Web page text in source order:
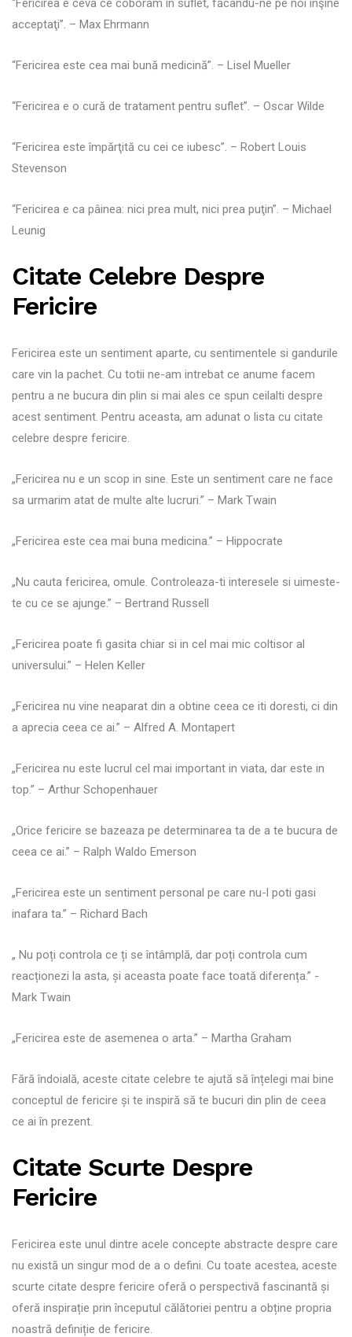
“Fericirea e ceva ce coborâm în suflet, făcându-ne pe noi înşine
acceptaţi”. – Max Ehrmann
“Fericirea este cea mai bună medicină”. – Lisel Mueller
“Fericirea e o cură de tratament pentru suflet”. – Oscar Wilde
“Fericirea este împărţită cu cei ce iubesc”. – Robert Louis
Stevenson
“Fericirea e ca pâinea: nici prea mult, nici prea puţin”. – Michael
Leunig
Citate Celebre Despre
Fericire
Fericirea este un sentiment aparte, cu sentimentele si gandurile
care vin la pachet. Cu totii ne-am intrebat ce anume facem
pentru a ne bucura din plin si mai ales ce spun ceilalti despre
acest sentiment. Pentru aceasta, am adunat o lista cu citate
celebre despre fericire.
„Fericirea nu e un scop in sine. Este un sentiment care ne face
sa urmarim atat de multe alte lucruri.” – Mark Twain
„Fericirea este cea mai buna medicina.” – Hippocrate
„Nu cauta fericirea, omule. Controleaza-ti interesele si uimeste-
te cu ce se ajunge.” – Bertrand Russell
„Fericirea poate fi gasita chiar si in cel mai mic coltisor al
universului.” – Helen Keller
„Fericirea nu vine neaparat din a obtine ceea ce iti doresti, ci din
a aprecia ceea ce ai.” – Alfred A. Montapert
„Fericirea nu este lucrul cel mai important in viata, dar este in
top.” – Arthur Schopenhauer
„Orice fericire se bazeaza pe determinarea ta de a te bucura de
ceea ce ai.” – Ralph Waldo Emerson
„Fericirea este un sentiment personal pe care nu-l poti gasi
inafara ta.” – Richard Bach
„ Nu poți controla ce ți se întâmplă, dar poți controla cum
reacționezi la asta, și aceasta poate face toată diferența.” -
Mark Twain
„Fericirea este de asemenea o arta.” – Martha Graham
Fără îndoială, aceste citate celebre te ajută să înțelegi mai bine
conceptul de fericire și te inspiră să te bucuri din plin de ceea
ce ai în prezent.
Citate Scurte Despre
Fericire
Fericirea este unul dintre acele concepte abstracte despre care
nu există un singur mod de a o defini. Cu toate acestea, aceste
scurte citate despre fericire oferă o perspectivă fascinantă și
oferă inspirație prin începutul călătoriei pentru a obține propria
noastră definiție de fericire.